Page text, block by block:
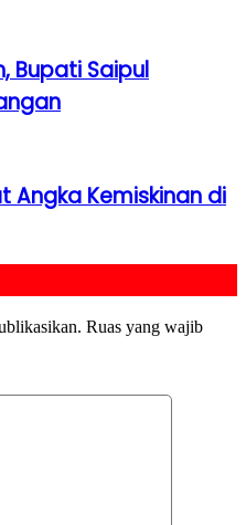
Bupati Saipul
Angka Kemiskinan di
Ruas yang wajib